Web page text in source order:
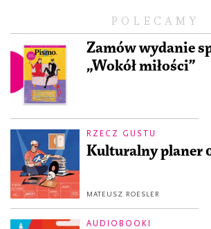
POLECAMY
Zamów wydanie
„Wokół miłości”
RZECZ GUSTU
Kulturalny planer
MATEUSZ ROESLER
AUDIOBOOKI